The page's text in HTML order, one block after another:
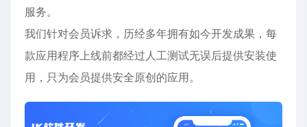
服务。
我们针对会员诉求，历经多年拥有如今开发成果，每
款应用程序上线前都经过人工测试无误后提供安装使
用，只为会员提供安全原创的应用。